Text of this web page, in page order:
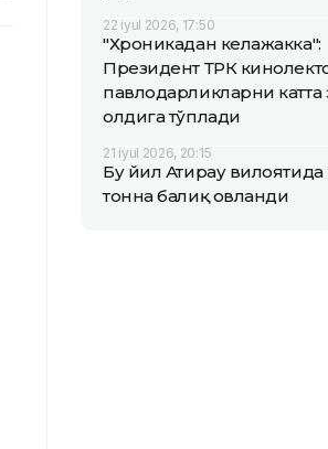
22 iyul 2026, 17:50
"Хроникадан келажакка":
Президент ТРК
павлодарликларни катта
олдига тўплади
21 iyul 2026, 20:15
Бу йил Атирау вилоятида
тонна балиқ овланди